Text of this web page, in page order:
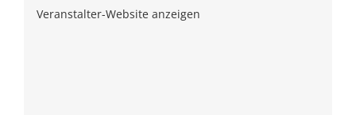
Veranstalter-Website anzeigen